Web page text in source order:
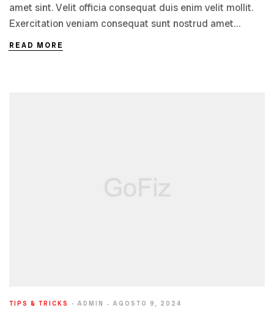
amet sint. Velit officia consequat duis enim velit mollit.
Exercitation veniam consequat sunt nostrud amet…
READ MORE
TIPS & TRICKS ADMIN AGOSTO 9, 2024